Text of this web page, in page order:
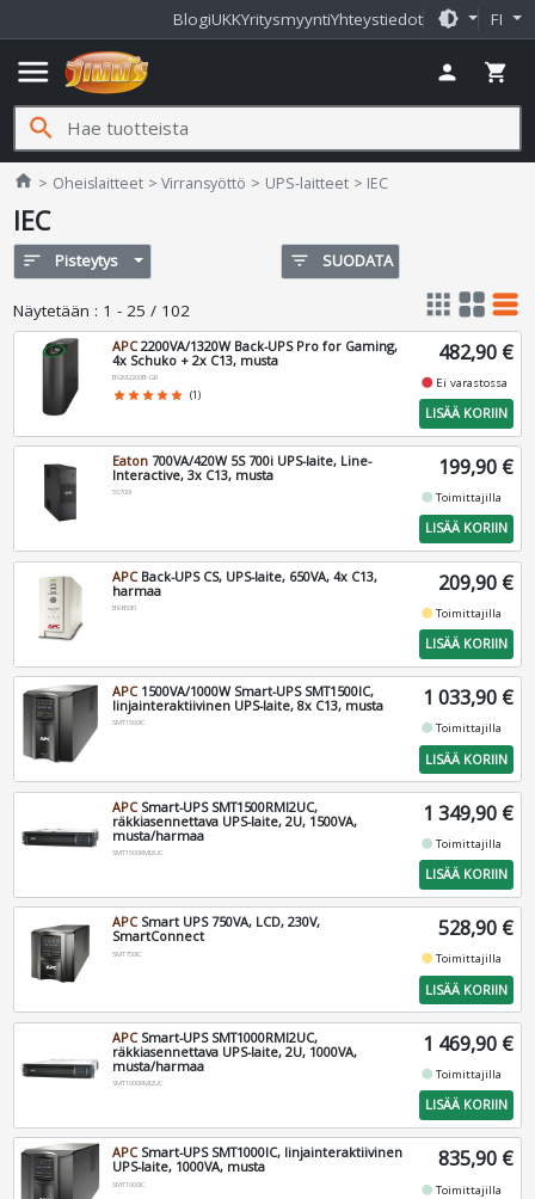
BlogiUKKYritysmyyntiYhteystiedot brightness_medium FI
menu person shopping_cart
search
home Jimms.fi
Oheislaitteet Virransyöttö UPS-laitteet IEC
IEC
sort Pisteytys filter_list SUODATA
Näytetään : 1 - 25 / 102 apps grid_view table_rows
APC2200VA/1320W Back-UPS Pro for Gaming,
4x Schuko + 2x C13, musta
BGM2200B-GR
star star star star star (1)
482,90 €
fiber_manual_record Ei varastossa
LISÄÄ KORIIN
Eaton 700VA/420W 5S 700i UPS-laite, Line-
Interactive, 3x C13, musta
5S700I
199,90 €
fiber_manual_recordToimittajilla
LISÄÄ KORIIN
APCBack-UPS CS, UPS-laite, 650VA, 4x C13,
harmaa
BK650EI
209,90 €
fiber_manual_recordToimittajilla
LISÄÄ KORIIN
APC1500VA/1000W Smart-UPS SMT1500IC,
linjainteraktiivinen UPS-laite, 8x C13, musta
SMT1500IC
1 033,90 €
fiber_manual_recordToimittajilla
LISÄÄ KORIIN
APCSmart-UPS SMT1500RMI2UC,
räkkiasennettava UPS-laite, 2U, 1500VA,
musta/harmaa
SMT1500RMI2UC
1 349,90 €
fiber_manual_recordToimittajilla
LISÄÄ KORIIN
APCSmart UPS 750VA, LCD, 230V,
SmartConnect
SMT750IC
528,90 €
fiber_manual_recordToimittajilla
LISÄÄ KORIIN
APCSmart-UPS SMT1000RMI2UC,
räkkiasennettava UPS-laite, 2U, 1000VA,
musta/harmaa
SMT1000RMI2UC
1 469,90 €
fiber_manual_recordToimittajilla
LISÄÄ KORIIN
APCSmart-UPS SMT1000IC, linjainteraktiivinen
UPS-laite, 1000VA, musta
SMT1000IC
835,90 €
fiber_manual_recordToimittajilla